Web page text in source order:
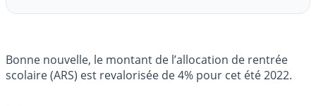
Bonne nouvelle, le montant de l’allocation de rentrée
scolaire (ARS) est revalorisée de 4% pour cet été 2022.